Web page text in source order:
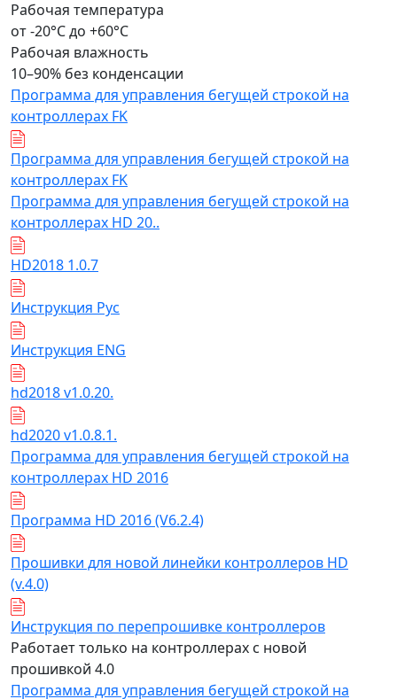
Рабочая температура
от -20°C до +60°C
Рабочая влажность
10–90% без конденсации
Программа для управления бегущей строкой на
контроллерах FK
Программа для управления бегущей строкой на
контроллерах FK
Программа для управления бегущей строкой на
контроллерах HD 20..
HD2018 1.0.7
Инструкция Рус
Инструкция ENG
hd2018 v1.0.20.
hd2020 v1.0.8.1.
Программа для управления бегущей строкой на
контроллерах HD 2016
Программа HD 2016 (V6.2.4)
Прошивки для новой линейки контроллеров HD
(v.4.0)
Инструкция по перепрошивке контроллеров
Работает только на контроллерах с новой
прошивкой 4.0
Программа для управления бегущей строкой на